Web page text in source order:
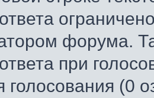
форума.
при
голосования (0